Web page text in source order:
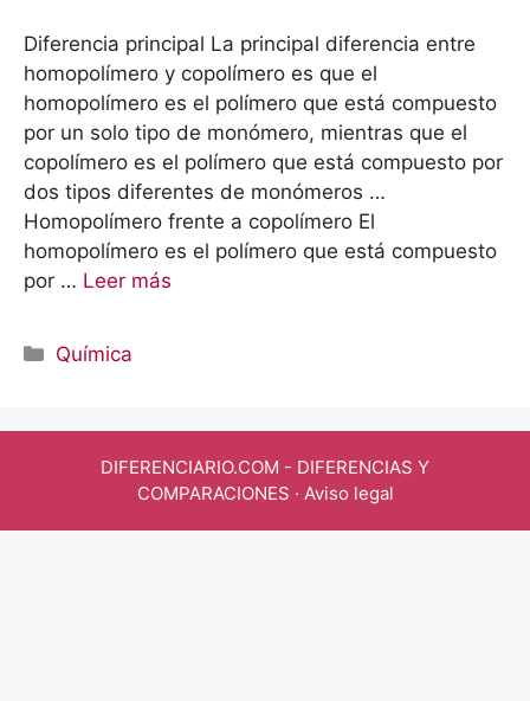
Diferencia principal La principal diferencia entre
homopolímero y copolímero es que el
homopolímero es el polímero que está compuesto
por un solo tipo de monómero, mientras que el
copolímero es el polímero que está compuesto por
dos tipos diferentes de monómeros …
Homopolímero frente a copolímero El
homopolímero es el polímero que está compuesto
por … Leer más
Categorías
Química
DIFERENCIARIO.COM - DIFERENCIAS Y
COMPARACIONES · Aviso legal